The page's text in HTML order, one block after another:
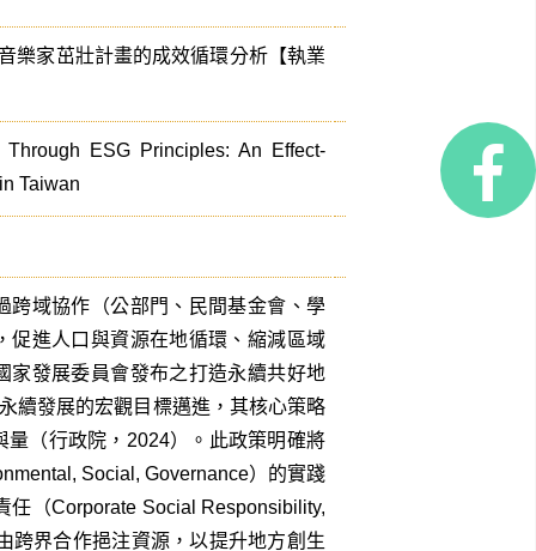
樂家茁壯計畫的成效循環分析【執業
ESG Principles: An Effect-
Taiwan
跨域協作（公部門、民間基金會、學
促進人口與資源在地循環、縮減區域
家發展委員會發布之打造永續共好地
續發展的宏觀目標邁進，其核心策略
（行政院，2024）。此政策明確將
Social, Governance）的實踐
（Corporate Social Responsibility,
跨界合作挹注資源，以提升地方創生